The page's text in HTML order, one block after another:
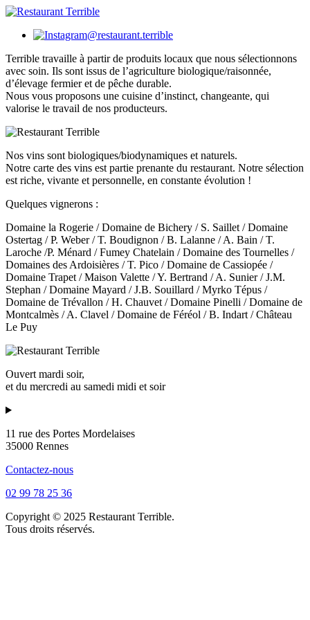
@restaurant.terrible
Terrible travaille à partir de produits locaux que nous sélectionnons
avec soin. Ils sont issus de l’agriculture biologique/raisonnée,
d’élevage fermier et de pêche durable.
Nous vous proposons une cuisine d’instinct, changeante, qui
valorise le travail de nos producteurs.
Nos vins sont biologiques/biodynamiques et naturels.
Notre carte des vins est partie prenante du restaurant. Notre sélection
est riche, vivante et personnelle, en constante évolution !
Quelques vignerons :
Domaine la Rogerie / Domaine de Bichery / S. Saillet / Domaine
Ostertag / P. Weber / T. Boudignon / B. Lalanne / A. Bain / T.
Laroche /P. Ménard / Fumey Chatelain / Domaine des Tournelles /
Domaines des Ardoisières / T. Pico / Domaine de Cassiopée /
Domaine Trapet / Maison Valette / Y. Bertrand / A. Sunier / J.M.
Stephan / Domaine Mayard / J.B. Souillard / Myrko Tépus /
Domaine de Trévallon / H. Chauvet / Domaine Pinelli / Domaine de
Montcalmès / A. Clavel / Domaine de Féréol / B. Indart / Château
Le Puy
Ouvert mardi soir,
et du mercredi au samedi midi et soir
11 rue des Portes Mordelaises
35000 Rennes
Contactez-nous
02 99 78 25 36
Copyright © 2025 Restaurant Terrible.
Tous droits réservés.